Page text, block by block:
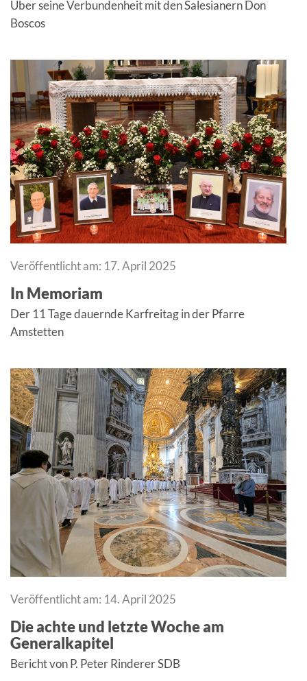
Über seine Verbundenheit mit den Salesianern Don
Boscos
Veröffentlicht am: 17. April 2025
In Memoriam
Der 11 Tage dauernde Karfreitag in der Pfarre
Amstetten
Veröffentlicht am: 14. April 2025
Die achte und letzte Woche am
Generalkapitel
Bericht von P. Peter Rinderer SDB